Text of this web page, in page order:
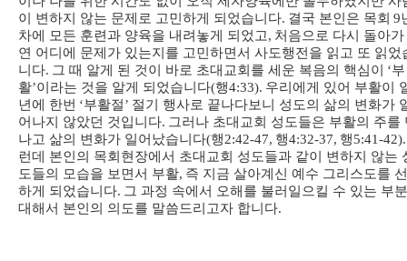
이 변하지 않는 문제로 고민하게 되었습니다. 결국 본인은 목회 9
차에 모든 훈련과 양육을 내려놓게 되었고, 처음으로 다시 돌아가
연 어디에 문제가 있는지를 고민하면서 사도행전을 읽고 또 읽었
니다. 그 때 알게 된 것이 바로 초대교회를 세운 복음의 핵심이 ‘부
활’이라는 것을 알게 되었습니다(행4:33). 우리에게 있어 부활이
년에 한번 ‘부활절’ 절기 행사로 끝나다보니 성도의 삶의 변화가
어나지 않았던 것입니다. 그러나 초대교회 성도들은 부활의 주를
나고 삶의 변화가 일어났습니다(행2:42-47, 행4:32-37, 행5:41-42).
런데 본인의 목회현장에서 초대교회 성도들과 같이 변하지 않는
도들의 모습을 보면서 부활, 즉 지금 살아계신 예수 그리스도를
하게 되었습니다. 그 과정 속에서 오해를 불러일으킬 수 있는 부
대해서 본인의 의도를 말씀드리고자 합니다.